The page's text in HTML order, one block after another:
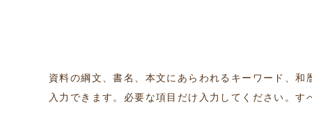
資料の綱文、書名、本文にあらわれるキーワード、
入力できます。必要な項目だけ入力してください。